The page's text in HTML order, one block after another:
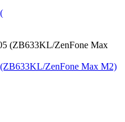
ZenFone Max M2)